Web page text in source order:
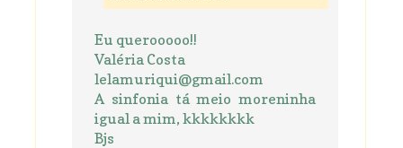
Eu querooooo!!
Valéria Costa
lelamuriqui@gmail.com
A sinfonia tá meio moreninha
igual a mim, kkkkkkkk
Bjs